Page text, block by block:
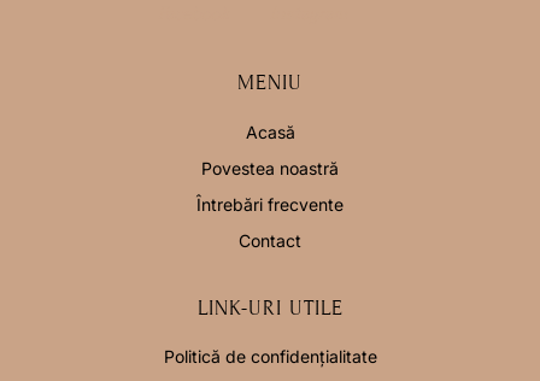
MENIU
Acasă
Povestea noastră
Întrebări frecvente
Contact
LINK-URI UTILE
Politică de confidențialitate